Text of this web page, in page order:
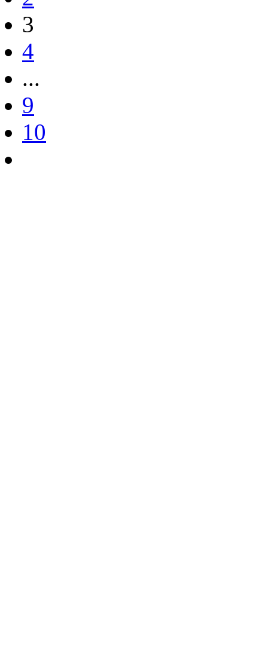
3
4
...
9
10